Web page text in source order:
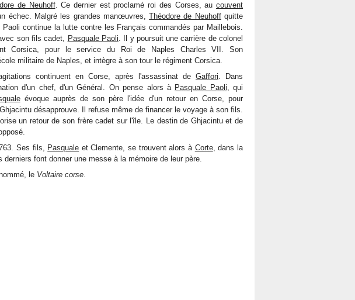
de Neuhoff. Ce dernier est proclamé roi des Corses, aucouvent
échec. Malgré les grandes manœuvres,Théodore de Neuhoffquitte
continue la lutte contre les Français commandés par Maillebois.
son fils cadet, Pasquale Paoli. Il y poursuit une carrière de colonel
Corsica, pour le service du Roi de Naples Charles VII. Son
militaire de Naples, et intègre à son tour le régiment Corsica.
continuent en Corse, après l'assassinat de Gaffori. Dans
d'un chef, d'un Général. On pense alors à Pasquale Paoli, qui
évoque auprès de son père l'idée d'un retour en Corse, pour
désapprouve. Il refuse même de financer le voyage à son fils.
un retour de son frère cadet sur l'île. Le destin de Ghjacintu et de
Ses fils, Pasquale et Clemente, se trouvent alors à Corte, dans la
font donner une messe à la mémoire de leur père.
le Voltaire corse.